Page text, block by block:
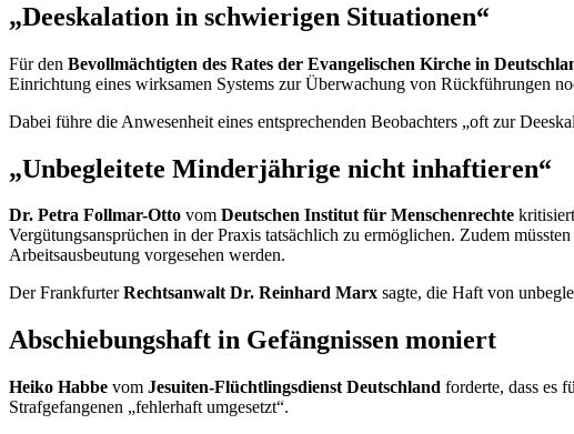
„Deeskalation in schwierigen Situationen“
Für den Bevollmächtigten des Rates der Evangelischen Kirche in
Einrichtung eines wirksamen Systems zur Überwachung von Rückführungen
Dabei führe die Anwesenheit eines entsprechenden Beobachters „oft zur
„Unbegleitete Minderjährige nicht inhaftieren“
Dr. Petra Follmar-Otto vom Deutschen Institut für Menschenrechte
Vergütungsansprüchen in der Praxis tatsächlich zu ermöglichen. Zudem
Arbeitsausbeutung vorgesehen werden.
Der FrankfurterRechtsanwalt Dr. Reinhard Marx sagte, die Haft von
Abschiebungshaft in Gefängnissen moniert
Heiko Habbe vom Jesuiten-Flüchtlingsdienst Deutschland forderte, dass es
Strafgefangenen „fehlerhaft umgesetzt“.